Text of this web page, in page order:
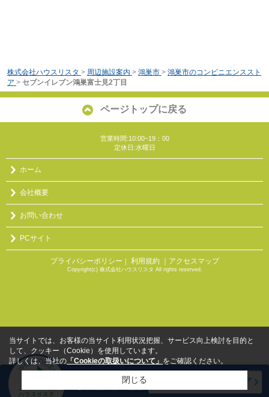
株式会社ハウスリスタ > 周辺施設案内 > 鴻巣市 > 鴻巣市のコンビニエンススト
ア > セブンイレブン鴻巣富士見2丁目
ページトップに戻る
営業時間:10:00~19：00
定休日:水曜日
ホーム
会社概要
お問い合わせ
PCサイト
プライバシーポリシー ｜ 利用規約 ｜アクセスマップ
Copyright(c) 株式会社ハウスリスタ All rights reserved.
当サイトでは、お客様の当サイト利用状況把握、サービス向上検討を目的と
して、クッキー（Cookie）を使用しています。
詳しくは、当社の 「Cookieの取扱いについて」 をご確認ください。
閉じる